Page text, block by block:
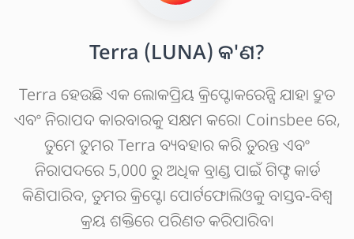
Terra (LUNA) କ'ଣ?
Terra ହେଉଛି ଏକ ଲୋକପ୍ରିୟ କ୍ରିପ୍ଟୋକରେନ୍ସି ଯାହା ଦ୍ରୁତ
ଏବଂ ନିରାପଦ କାରବାରକୁ ସକ୍ଷମ କରେ। Coinsbee ରେ,
ତୁମେ ତୁମର Terra ବ୍ୟବହାର କରି ତୁରନ୍ତ ଏବଂ
ନିରାପଦରେ 5,000 ରୁ ଅଧିକ ବ୍ରାଣ୍ଡ ପାଇଁ ଗିଫ୍ଟ କାର୍ଡ
କିଣିପାରିବ, ତୁମର କ୍ରିପ୍ଟୋ ପୋର୍ଟଫୋଲିଓକୁ ବାସ୍ତବ-ବିଶ୍ୱ
କ୍ରୟ ଶକ୍ତିରେ ପରିଣତ କରିପାରିବ।